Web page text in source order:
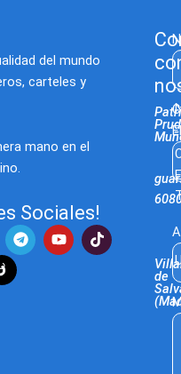
del mundo
carteles y
mano en el
Sociales!
T
e
l
Y
o
u
T
i
k
de